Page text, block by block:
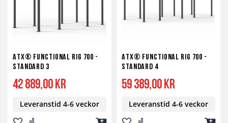
ATX® Functional RIG 700 -
STANDARD 3
42 889,00 kr
Leveranstid 4-6 veckor
ATX® Functional RIG 700 -
STANDARD 4
59 389,00 kr
Leveranstid 4-6 veckor